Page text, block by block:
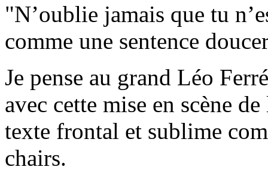
"N’oublie jamais que tu
comme une sentence
Je pense au grand Léo
avec cette mise en scène
texte frontal et sublime
chairs.